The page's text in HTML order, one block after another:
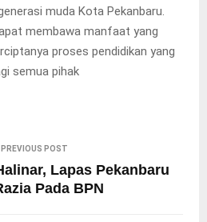
muda Kota Pekanbaru.
membawa manfaat yang
proses pendidikan yang
semua pihak
PREVIOUS POST
Lapas Pekanbaru
Pada BPN